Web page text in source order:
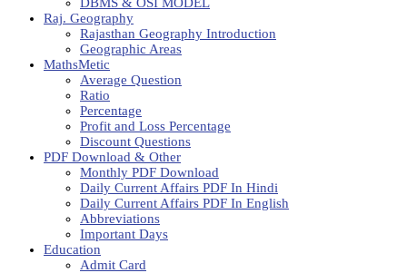
Raj. Geography
Rajasthan Geography Introduction
Geographic Areas
MathsMetic
Average Question
Ratio
Percentage
Profit and Loss Percentage
Discount Questions
PDF Download & Other
Monthly PDF Download
Daily Current Affairs PDF In Hindi
Daily Current Affairs PDF In English
Abbreviations
Important Days
Education
Admit Card